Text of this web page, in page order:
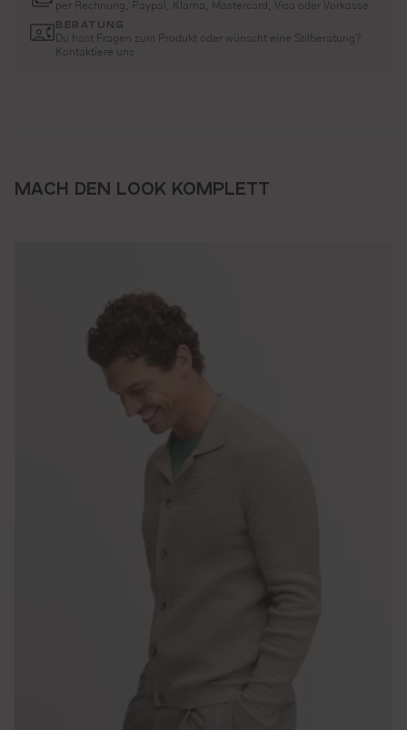
per Rechnung, Paypal, Klarna, Mastercard, Visa oder Vorkasse
BERATUNG
Du hast Fragen zum Produkt oder wünscht eine Stilberatung?
Kontaktiere uns
MACH DEN LOOK KOMPLETT